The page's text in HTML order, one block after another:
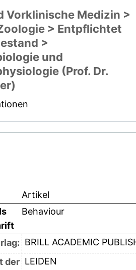
Vorklinische Medizin >
> Entpflichtet
>
und
(Prof. Dr.
Artikel
Behaviour
BRILL ACADEMIC
der LEIDEN